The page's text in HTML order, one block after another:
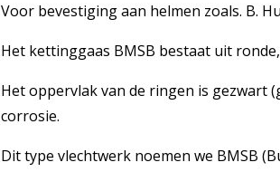
Voor bevestiging aan helmen zoals. B.
Het kettinggaas BMSB bestaat uit
Het oppervlak van de ringen is gezwart
corrosie.
Dit type vlechtwerk noemen we BMSB